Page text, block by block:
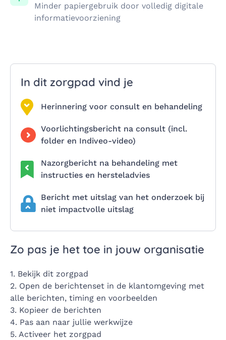
Minder papiergebruik door volledig digitale
informatievoorziening
In dit zorgpad vind je
Herinnering voor consult en behandeling
Voorlichtingsbericht na consult (incl.
folder en Indiveo-video)
Nazorgbericht na behandeling met
instructies en hersteladvies
Bericht met uitslag van het onderzoek bij
niet impactvolle uitslag
Zo pas je het toe in jouw organisatie
1. Bekijk dit zorgpad
2. Open de berichtenset in de klantomgeving met
alle berichten, timing en voorbeelden
3. Kopieer de berichten
4. Pas aan naar jullie werkwijze
5. Activeer het zorgpad